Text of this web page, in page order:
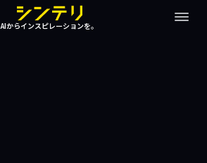
AIからインスピレーションを。